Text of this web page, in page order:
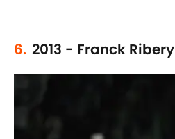
6. 2013 - Franck Ribery